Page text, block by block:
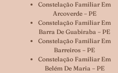
Constelação Familiar Em
Arcoverde – PE
Constelação Familiar Em
Barra De Guabiraba – PE
Constelação Familiar Em
Barreiros – PE
Constelação Familiar Em
Belém De Maria – PE